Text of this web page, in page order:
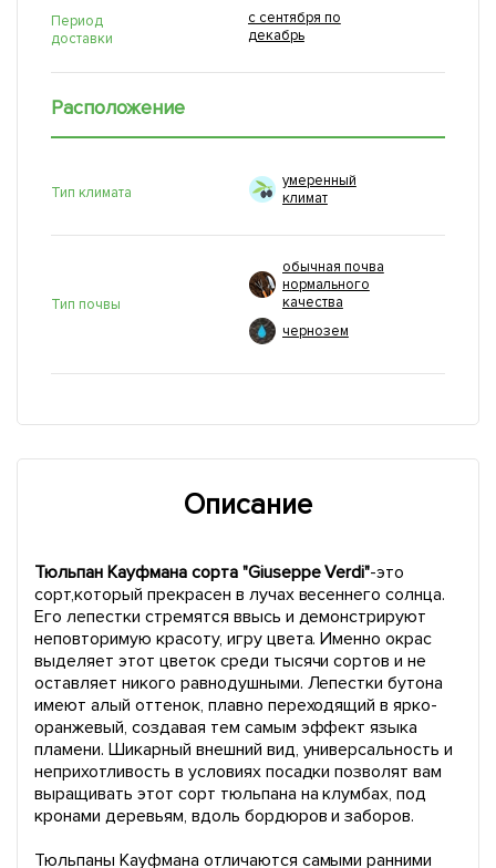
Период
доставки
с сентября по
декабрь
Расположение
Тип климата
умеренный
климат
Тип почвы
обычная почва
нормального
качества
чернозем
Описание
Тюльпан Кауфмана сорта "Giuseppe Verdi"-это
сорт,который прекрасен в лучах весеннего солнца.
Его лепестки стремятся ввысь и демонстрируют
неповторимую красоту, игру цвета. Именно окрас
выделяет этот цветок среди тысячи сортов и не
оставляет никого равнодушными. Лепестки бутона
имеют алый оттенок, плавно переходящий в ярко-
оранжевый, создавая тем самым эффект языка
пламени. Шикарный внешний вид, универсальность и
неприхотливость в условиях посадки позволят вам
выращивать этот сорт тюльпана на клумбах, под
кронами деревьям, вдоль бордюров и заборов.
Тюльпаны Кауфмана отличаются самыми ранними